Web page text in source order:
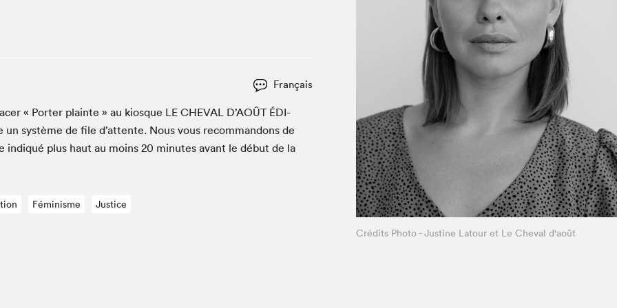
Le Salon dans ta classe
Liseur Public
Matinées scolaires Hydro-Québec
bleu au SLM
À propos du Salon
Liste des exposant·e·s
Liste des auteur·rice·s
Français
« Porter plainte » au kiosque LE CHEVALD’AOÛT ÉDI­
sys­tème de file d’at­tente. Nous vous recom­man­dons de
indiqué plus haut au moins 20 min­utes avant le début de la
Féminisme Justice
Crédits Photo - Justine Latour et Le Cheval d'août